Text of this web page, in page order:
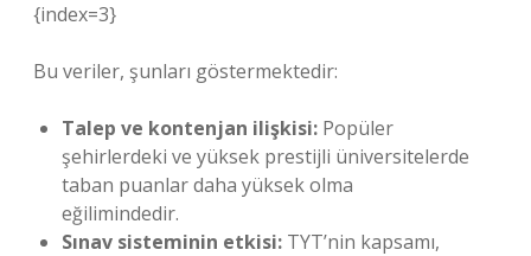
{index=3}
Bu veriler, şunları göstermektedir:
Talep ve kontenjan ilişkisi: Popüler
şehirlerdeki ve yüksek prestijli üniversitelerde
taban puanlar daha yüksek olma
eğilimindedir.
Sınav sisteminin etkisi: TYT’nin kapsamı,